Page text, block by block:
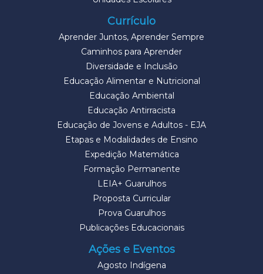
Currículo
Aprender Juntos, Aprender Sempre
Caminhos para Aprender
Diversidade e Inclusão
Educação Alimentar e Nutricional
Educação Ambiental
Educação Antirracista
Educação de Jovens e Adultos - EJA
Etapas e Modalidades de Ensino
Expedição Matemática
Formação Permanente
LEIA+ Guarulhos
Proposta Curricular
Prova Guarulhos
Publicações Educacionais
Ações e Eventos
Agosto Indígena